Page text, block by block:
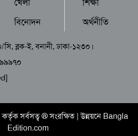
বিনোদন
অর্থনীতি
ব্লক-ই, বনানী, ঢাকা-১২৩০।
কর্তৃক সর্বসত্ব ® সংরক্ষিত | উন্নয়নে Bangla
Edition.com